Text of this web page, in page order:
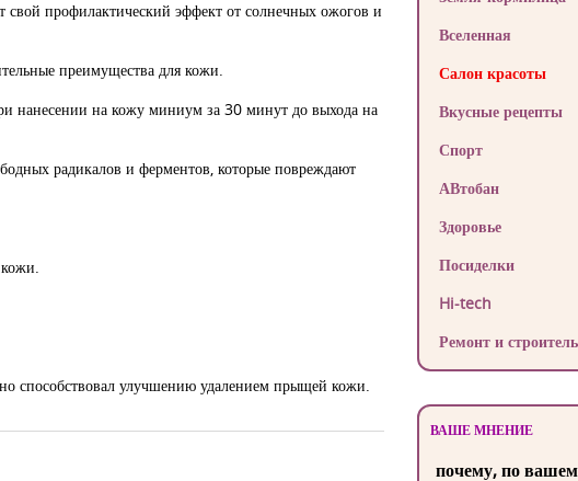
свой профилактический эффект от солнечных ожогов и
преимущества для кожи.
нанесении на кожу миниум за 30 минут до выхода на
радикалов и ферментов, которые повреждают
способствовал улучшению удалением прыщей кожи.
Вселенная
Салон красоты
Вкусные рецепты
Спорт
АВтобан
Здоровье
Посиделки
Hi-tech
Ремонт и
ВАШЕ МНЕНИЕ
почему, по